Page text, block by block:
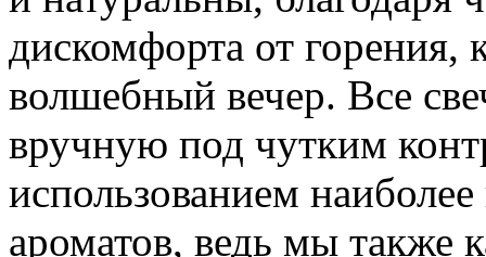
дискомфорта от горения,
волшебный вечер. Все
вручную под чутким
использованием
ароматов, ведь мы также